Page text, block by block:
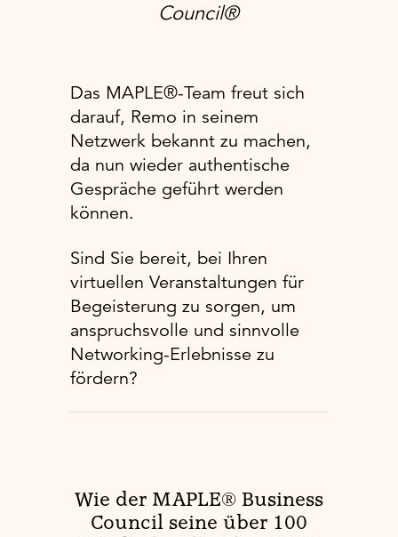
Council®
Das MAPLE®-Team freut sich
darauf, Remo in seinem
Netzwerk bekannt zu machen,
da nun wieder authentische
Gespräche geführt werden
können.
Sind Sie bereit, bei Ihren
virtuellen Veranstaltungen für
Begeisterung zu sorgen, um
anspruchsvolle und sinnvolle
Networking-Erlebnisse zu
fördern?
Wie der MAPLE® Business
Council seine über 100